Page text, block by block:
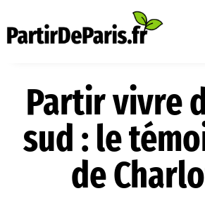
Partir vivre
sud : le
de